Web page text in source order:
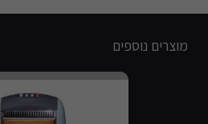
מוצרים נוספים